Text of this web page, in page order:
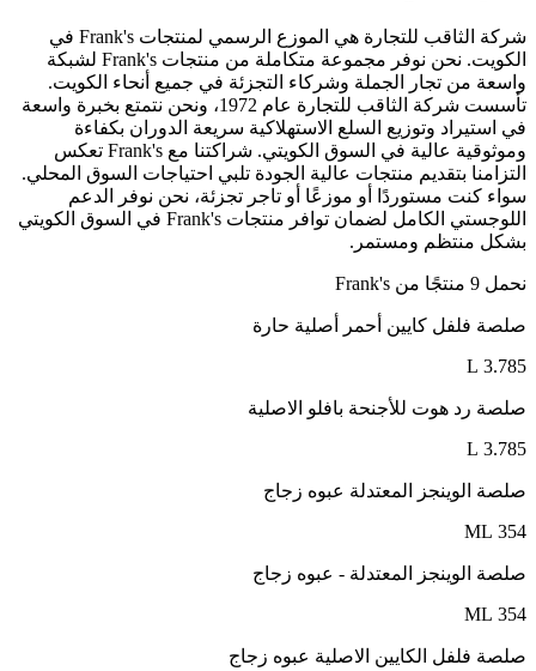
شركة الثاقب للتجارة هي الموزع الرسمي لمنتجات Frank's في
الكويت. نحن نوفر مجموعة متكاملة من منتجات Frank's لشبكة
واسعة من تجار الجملة وشركاء التجزئة في جميع أنحاء الكويت.
تأسست شركة الثاقب للتجارة عام 1972، ونحن نتمتع بخبرة واسعة
في استيراد وتوزيع السلع الاستهلاكية سريعة الدوران بكفاءة
وموثوقية عالية في السوق الكويتي. شراكتنا مع Frank's تعكس
التزامنا بتقديم منتجات عالية الجودة تلبي احتياجات السوق المحلي.
سواء كنت مستوردًا أو موزعًا أو تاجر تجزئة، نحن نوفر الدعم
اللوجستي الكامل لضمان توافر منتجات Frank's في السوق الكويتي
بشكل منتظم ومستمر.
نحمل 9 منتجًا من Frank's
صلصة فلفل كايين أحمر أصلية حارة
3.785 L
صلصة رد هوت للأجنحة بافلو الاصلية
3.785 L
صلصة الوينجز المعتدلة عبوه زجاج
354 ML
صلصة الوينجز المعتدلة - عبوه زجاج
354 ML
صلصة فلفل الكايين الاصلية عبوه زجاج